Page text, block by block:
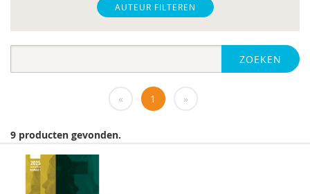
gz-psycholoog
https://www.openbaaronderwijs.nu/
Marieke-Beltman
MSc
AUTEUR FILTEREN
ZOEKEN
« 1 »
9 producten gevonden.